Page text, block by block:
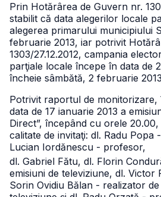
Prin Hotărârea de Guvern nr.
stabilit că data alegerilor locale
alegerea primarului municipiului
februarie 2013, iar potrivit
1303/27.12.2012, campania
parţiale locale începe în data de
încheie sâmbătă, 2 februarie
Potrivit raportul de monitorizare,
data de 17 ianuarie 2013 a
Direct”, începând cu orele
calitate de invitaţi: dl. Radu Popa
Lucian Iordănescu - profesor,
dl. Gabriel Fătu, dl. Florin
emisiuni de televiziune, dl. Victor
Sorin Ovidiu Bălan - realizator de